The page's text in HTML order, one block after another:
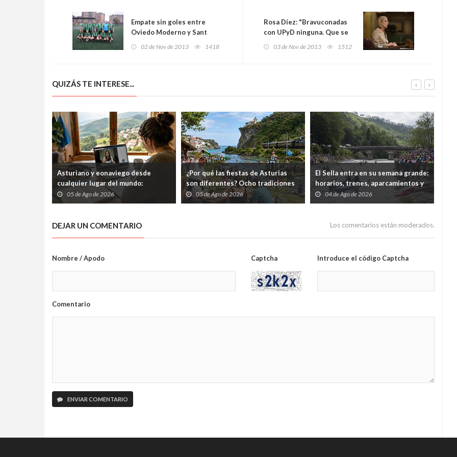
Empate sin goles entre
Oviedo Moderno y Sant
Gabriel
02 de Nov de 2013 1418
Rosa Díez: "Bravuconadas
con UPyD ninguna. Que se
les pase la rabieta y que
03 de Nov de 2013 1512
QUIZÁS TE INTERESE...
Asturiano y eonaviego desde
cualquier lugar del mundo:
abiertos tres cursos gratuitos por
internet
05 de Ago de 2026
¿Por qué las fiestas de Asturias
son diferentes? Ocho tradiciones
que convierten agosto en una
folixa continua
05 de Ago de 2026
El Sella entra en su semana grande:
horarios, trenes, aparcamientos y
todo lo que hay que saber antes
del cañonazo
04 de Ago de 2026
DEJAR UN COMENTARIO Los comentarios están moderados.
Nombre / Apodo Captcha Introduce el código Captcha
Comentario
ENVIAR COMENTARIO